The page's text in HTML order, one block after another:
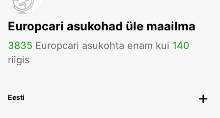
Europcari asukohad üle maailma
3835 Europcari asukohta enam kui 140
riigis
Eesti